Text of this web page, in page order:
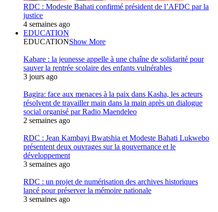
RDC : Modeste Bahati confirmé président de l’AFDC par la
justice
4 semaines ago
EDUCATION
EDUCATIONShow More
Kabare : la jeunesse appelle à une chaîne de solidarité pour
sauver la rentrée scolaire des enfants vulnérables
3 jours ago
Bagira: face aux menaces à la paix dans Kasha, les acteurs
résolvent de travailler main dans la main après un dialogue
social organisé par Radio Maendeleo
2 semaines ago
RDC : Jean Kambayi Bwatshia et Modeste Bahati Lukwebo
présentent deux ouvrages sur la gouvernance et le
développement
3 semaines ago
RDC : un projet de numérisation des archives historiques
lancé pour préserver la mémoire nationale
3 semaines ago